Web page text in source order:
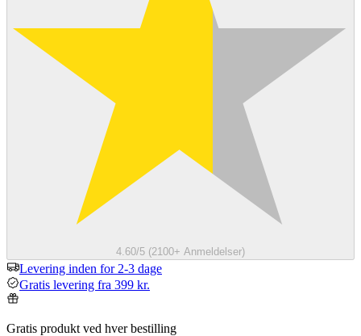
4.60/5 (2100+ Anmeldelser)
Levering inden for 2-3 dage
Gratis levering fra 399 kr.
Gratis produkt ved hver bestilling